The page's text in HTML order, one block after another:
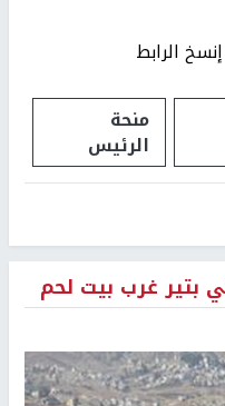
إنسخ الرابط
منحة
الرئيس
بتير غرب بيت لحم